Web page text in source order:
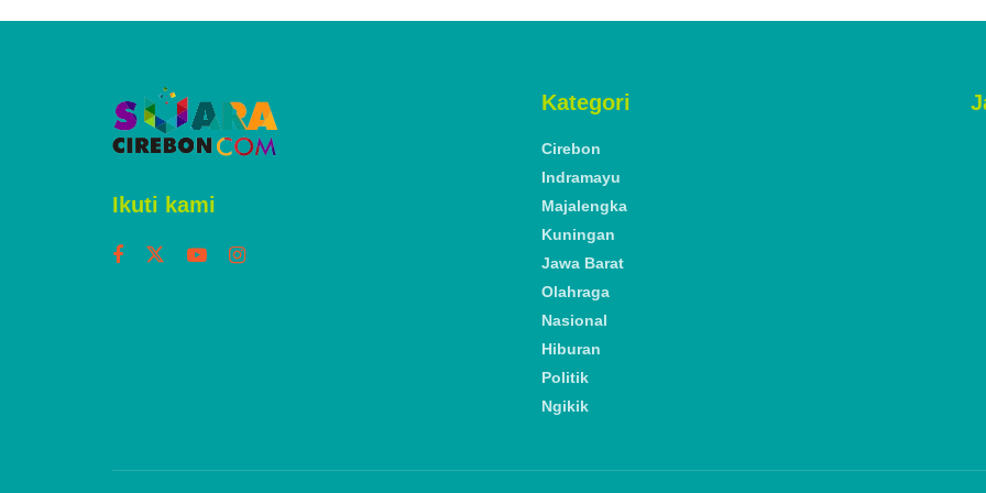
Ikuti kami
Kategori
Cirebon
Indramayu
Majalengka
Kuningan
Jawa Barat
Olahraga
Nasional
Hiburan
Politik
Ngikik